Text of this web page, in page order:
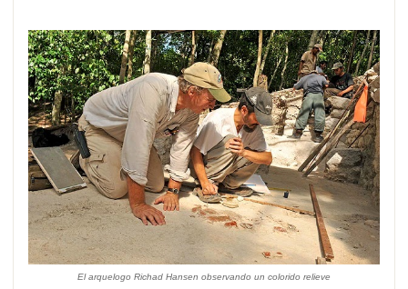
El arquelogo Richad Hansen observando un colorido relieve